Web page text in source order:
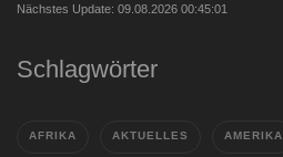
Nächstes Update: 09.08.2026 00:45:01
Schlagwörter
AFRIKA AKTUELLES AMERIKA